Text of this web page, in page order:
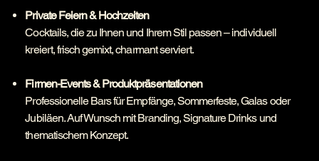
Private Feiern & Hochzeiten
Cocktails, die zu Ihnen und Ihrem Stil passen – individuell
kreiert, frisch gemixt, charmant serviert.
Firmen-Events & Produktpräsentationen
Professionelle Bars für Empfänge, Sommerfeste, Galas oder
Jubiläen. Auf Wunsch mit Branding, Signature Drinks und
thematischem Konzept.